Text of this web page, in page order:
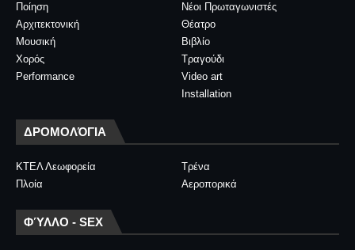
Νέοι Πρωταγωνιστές
Ποίηση
Θέατρο
Αρχιτεκτονική
Βιβλίο
Μουσική
Τραγούδι
Χορός
Video art
Performance
Installation
ΔΡΟΜΟΛΌΓΙΑ
ΚΤΕΛ Λεωφορεία
Τρένα
Πλοία
Αεροπορικά
ΦΎΛΛΟ - SEX